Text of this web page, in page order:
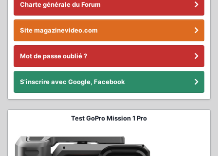
Charte générale du Forum
Site magazinevideo.com
Mot de passe oublié ?
S'inscrire avec Google, Facebook
Test GoPro Mission 1 Pro